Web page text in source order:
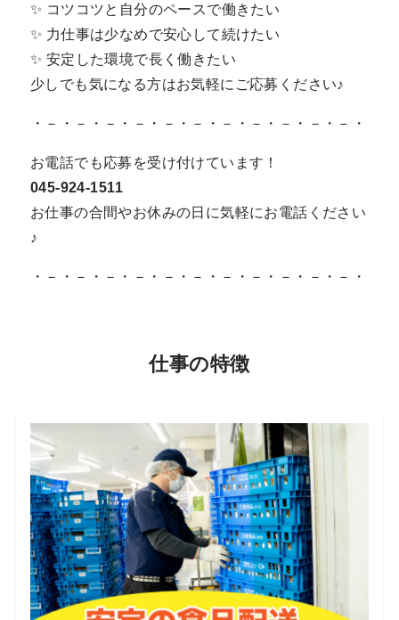
✨ コツコツと自分のペースで働きたい
✨ 力仕事は少なめで安心して続けたい
✨ 安定した環境で長く働きたい
少しでも気になる方はお気軽にご応募ください♪
・－・－・－・－・－・－・－・－・－・－・－・
お電話でも応募を受け付けています！
045-924-1511
お仕事の合間やお休みの日に気軽にお電話ください
♪
・－・－・－・－・－・－・－・－・－・－・－・
仕事の特徴